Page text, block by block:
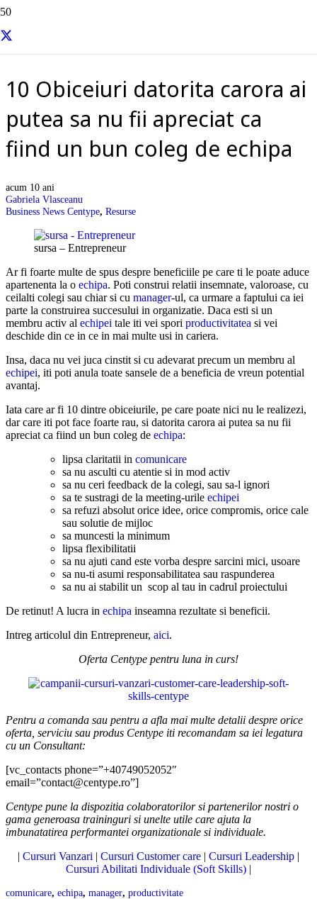
10 Obiceiuri datorita carora ai
putea sa nu fii apreciat ca
fiind un bun coleg de echipa
acum 10 ani
Gabriela Vlasceanu
Business News Centype, Resurse
sursa – Entrepreneur
Ar fi foarte multe de spus despre beneficiile pe care ti le poate aduce
apartenenta la o echipa. Poti construi relatii insemnate, valoroase, cu
ceilalti colegi sau chiar si cu manager-ul, ca urmare a faptului ca iei
parte la construirea succesului in organizatie. Daca esti si un
membru activ al echipei tale iti vei spori productivitatea si vei
deschide din ce in ce in mai multe usi in cariera.
Insa, daca nu vei juca cinstit si cu adevarat precum un membru al
echipei, iti poti anula toate sansele de a beneficia de vreun potential
avantaj.
Iata care ar fi 10 dintre obiceiurile, pe care poate nici nu le realizezi,
dar care iti pot face foarte rau, si datorita carora ai putea sa nu fii
apreciat ca fiind un bun coleg de echipa:
lipsa claritatii in comunicare
sa nu asculti cu atentie si in mod activ
sa nu ceri feedback de la colegi, sau sa-l ignori
sa te sustragi de la meeting-urile echipei
sa refuzi absolut orice idee, orice compromis, orice cale
sau solutie de mijloc
sa muncesti la minimum
lipsa flexibilitatii
sa nu ajuti cand este vorba despre sarcini mici, usoare
sa nu-ti asumi responsabilitatea sau raspunderea
sa nu ai stabilit un scop al tau in cadrul proiectului
De retinut! A lucra in echipa inseamna rezultate si beneficii.
Intreg articolul din Entrepreneur, aici.
Oferta Centype pentru luna in curs!
Pentru a comanda sau pentru a afla mai multe detalii despre orice
oferta, serviciu sau produs Centype iti recomandam sa iei legatura
cu un Consultant:
[vc_contacts phone=”+40749052052″
email=”contact@centype.ro”]
Centype pune la dispozitia colaboratorilor si partenerilor nostri o
gama generoasa traininguri si unelte utile care ajuta la
imbunatatirea performantei organizationale si individuale.
| Cursuri Vanzari | Cursuri Customer care | Cursuri Leadership |
Cursuri Abilitati Individuale (Soft Skills) |
comunicare, echipa, manager, productivitate